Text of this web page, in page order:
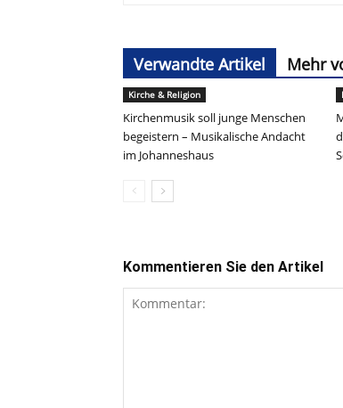
Verwandte Artikel Mehr
Kirche & Religion
Kirchenmusik soll junge Menschen
begeistern – Musikalische Andacht
im Johanneshaus
Kommentieren Sie den Artikel